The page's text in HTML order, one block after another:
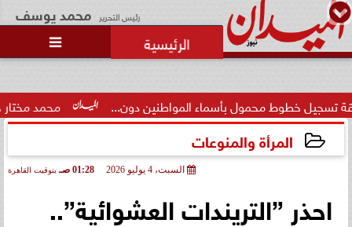
رئيس التحرير محمد يوسف

محمد مختار جمعة: بدل البطالة بأسماء المواطنين دون...
المرأة والمنوعات
السبت، 4 يوليو 2026 01:28 صـ بتوقيت القاهرة
احذر ”التريندات العشوائية”..